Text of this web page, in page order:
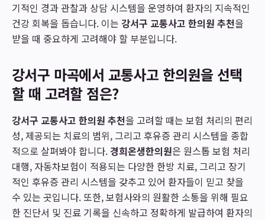
기적인 경과 관찰과 상담 시스템을 운영하여 환자의 지속적인
건강 회복을 돕습니다. 이는 강서구 교통사고 한의원 추천을
받을 때 중요하게 고려해야 할 부분입니다.
강서구 마곡에서 교통사고 한의원을 선택
할 때 고려할 점은?
강서구 교통사고 한의원 추천을 고려할 때는 보험 처리의 편리
성, 제공되는 치료의 범위, 그리고 후유증 관리 시스템을 종합
적으로 살펴봐야 합니다. 경희온생한의원은 원스톱 보험 처리
대행, 자동차보험이 적용되는 다양한 한방 치료, 그리고 장기
적인 후유증 관리 시스템을 갖추고 있어 환자들이 믿고 찾을
수 있는 곳입니다. 또한, 보험사와의 원활한 소통을 위해 필요
한 진단서 및 진료 기록을 신속하고 정확하게 발급하여 환자의